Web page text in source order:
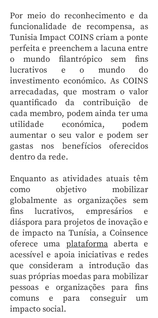
Por meio do reconhecimento e da
funcionalidade de recompensa, as
Tunisia Impact COINS criam a ponte
perfeita e preenchem a lacuna entre
o mundo filantrópico sem fins
lucrativos e o mundo do
investimento económico. As COINS
arrecadadas, que mostram o valor
quantificado da contribuição de
cada membro, podem ainda ter uma
utilidade económica, podem
aumentar o seu valor e podem ser
gastas nos benefícios oferecidos
dentro da rede.
Enquanto as atividades atuais têm
como objetivo mobilizar
globalmente as organizações sem
fins lucrativos, empresários e
diáspora para projetos de inovação e
de impacto na Tunísia, a Coinsence
oferece uma plataformaaberta e
acessível e apoia iniciativas e redes
que consideram a introdução das
suas próprias moedas para mobilizar
pessoas e organizações para fins
comuns e para conseguir um
impacto social.